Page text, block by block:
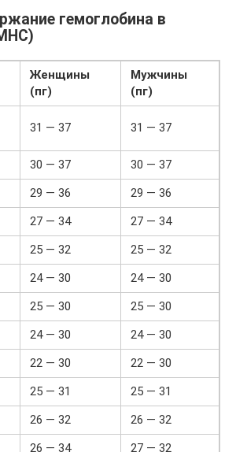
гемоглобина в
Женщины
(пг)
Мужчины
(пг)
31 — 37 31 — 37
30 — 37
30 — 37
29 — 36
29 — 36
27 — 34
27 — 34
25 — 32
25 — 32
24 — 30
24 — 30
25 — 30
25 — 30
24 — 30
24 — 30
22 — 30
22 — 30
25 — 31
25 — 31
26 — 32
26 — 32
26 — 34
27 — 32